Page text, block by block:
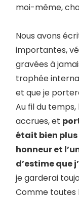
moi-même,
Nous avons
importantes,
gravées à
trophée
et que je
Au fil du
accrues, et
était bien plus
honneur et
d’estime que
je garderai
Comme toutes